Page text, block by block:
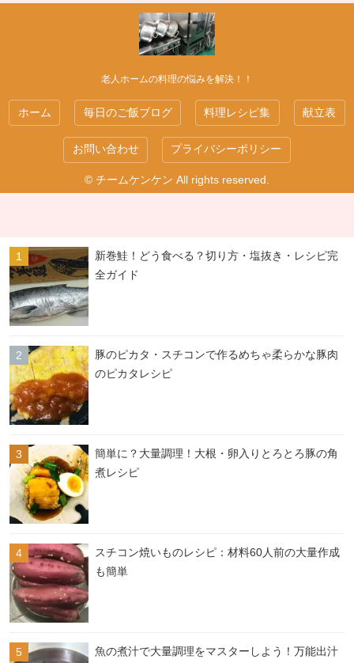
老人ホームの料理の悩みを解決！！
ホーム 毎日のご飯ブログ 料理レシピ集 献立表
お問い合わせ プライバシーポリシー
© チームケンケン All rights reserved.
新巻鮭！どう食べる？切り方・塩抜き・レシピ完
全ガイド
豚のピカタ・スチコンで作るめちゃ柔らかな豚肉
のピカタレシピ
簡単に？大量調理！大根・卵入りとろとろ豚の角
煮レシピ
スチコン焼いものレシピ：材料60人前の大量作成
も簡単
魚の煮汁で大量調理をマスターしよう！万能出汁